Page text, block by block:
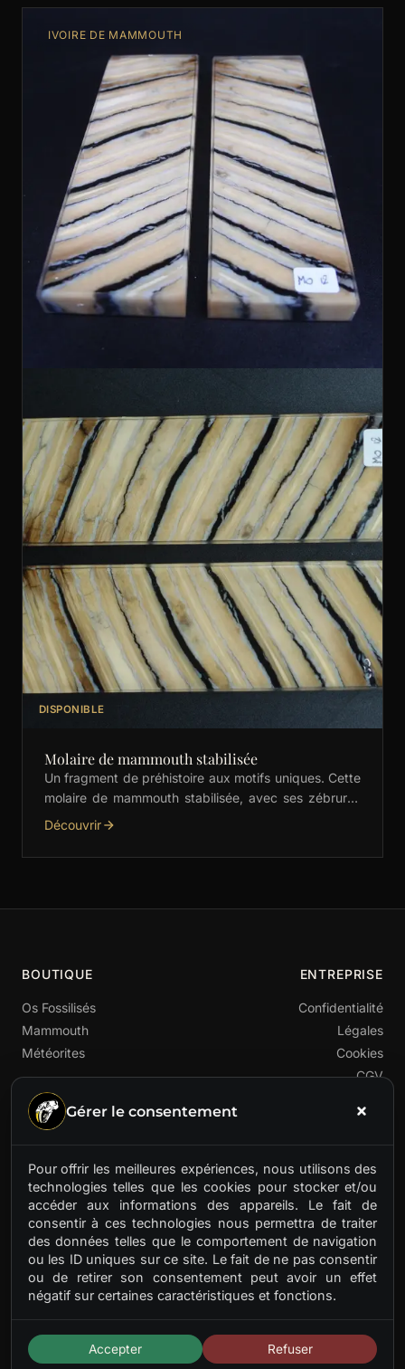
IVOIRE DE MAMMOUTH
DISPONIBLE
Molaire de mammouth stabilisée
Un fragment de préhistoire aux motifs uniques. Cette
molaire de mammouth stabilisée, avec ses zébrures
crème et noires, est idéale pour les manches de …
Découvrir
BOUTIQUE
Os Fossilisés
Mammouth
Météorites
Premier fournisseur français de matières préhistoriques
rares. Ivoire de mammouth, os fossilisés, météorites.
Des trésors anciens pour artisans d'aujourd'hui.
ENTREPRISE
Confidentialité
Légales
Cookies
CGV
Gérer le consentement
Pour offrir les meilleures expériences, nous utilisons des
technologies telles que les cookies pour stocker et/ou
accéder aux informations des appareils. Le fait de
consentir à ces technologies nous permettra de traiter
des données telles que le comportement de navigation
ou les ID uniques sur ce site. Le fait de ne pas consentir
ou de retirer son consentement peut avoir un effet
négatif sur certaines caractéristiques et fonctions.
Accepter Refuser